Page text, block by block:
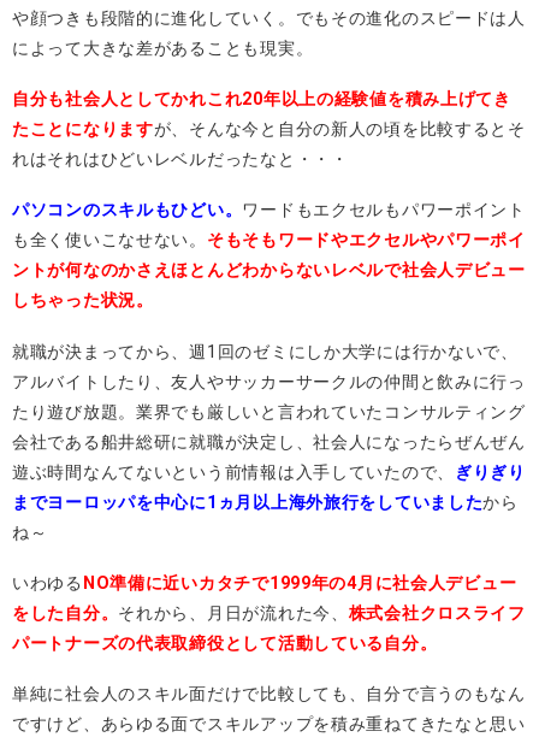
や顔つきも段階的に進化していく。でもその進化のスピードは人
によって大きな差があることも現実。
自分も社会人としてかれこれ20年以上の経験値を積み上げてき
たことになりますが、そんな今と自分の新人の頃を比較するとそ
れはそれはひどいレベルだったなと・・・
パソコンのスキルもひどい。 ワードもエクセルもパワーポイント
も全く使いこなせない。 そもそもワードやエクセルやパワーポイ
ントが何なのかさえほとんどわからないレベルで社会人デビュー
しちゃった状況。
就職が決まってから、週1回のゼミにしか大学には行かないで、
アルバイトしたり、友人やサッカーサークルの仲間と飲みに行っ
たり遊び放題。業界でも厳しいと言われていたコンサルティング
会社である船井総研に就職が決定し、社会人になったらぜんぜん
遊ぶ時間なんてないという前情報は入手していたので、
ぎりぎり
までヨーロッパを中心に1ヵ月以上海外旅行をしていましたから
ね～
いわゆる NO準備に近いカタチで1999年の4月に社会人デビュー
をした自分。 それから、月日が流れた今、 株式会社クロスライフ
パートナーズの代表取締役として活動している自分。
単純に社会人のスキル面だけで比較しても、自分で言うのもなん
ですけど、あらゆる面でスキルアップを積み重ねてきたなと思い